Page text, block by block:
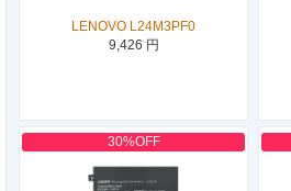
LENOVO L24M3PF0
9,426 円
30%OFF